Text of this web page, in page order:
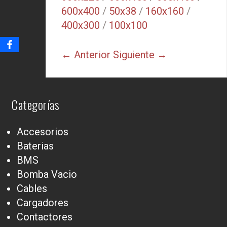
600x400 / 50x38 / 160x160 /
400x300 / 100x100
← Anterior Siguiente →
Categorías
Accesorios
Baterias
BMS
Bomba Vacio
Cables
Cargadores
Contactores